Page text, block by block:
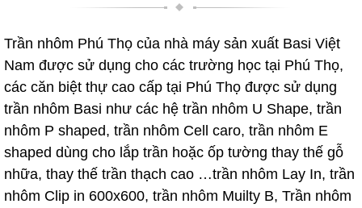
Trần nhôm Phú Thọ của nhà máy sản xuất Basi Việt
Nam được sử dụng cho các trường học tại Phú Thọ,
các căn biệt thự cao cấp tại Phú Thọ được sử dụng
trần nhôm Basi như các hệ trần nhôm U Shape, trần
nhôm P shaped, trần nhôm Cell caro, trần nhôm E
shaped dùng cho lắp trần hoặc ốp tường thay thế gỗ
nhữa, thay thế trần thạch cao …trần nhôm Lay In, trần
nhôm Clip in 600x600, trần nhôm Muilty B, Trần nhôm